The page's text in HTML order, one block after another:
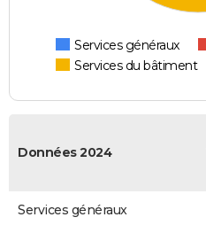
Services généraux
Services du bâtiment
Données 2024
Services généraux